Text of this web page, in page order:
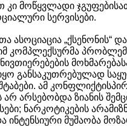
კი მოწყვლადი
სერვისები.
„ქსენონის“
კომპლექსურმა
განსაკუთრებულად
ამ
არსებობდა ზიანის
ნარკოტიკების
ინტენსიური მუშაობა